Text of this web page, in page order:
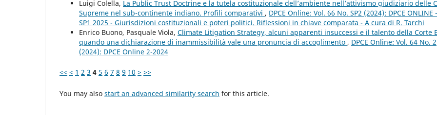
Luigi Colella, La Public Trust Doctrine e la tutela costituzionale dell’ambiente nell’attivismo giudiziario delle
Supreme nel sub-continente indiano. Profili comparativi , DPCE Online: Vol. 66 No. SP2 (2024): DPCE ONLINE -
SP1 2025 - Giurisdizioni costituzionali e poteri politici. Riflessioni in chiave comparata - A cura di R. Tarchi
Enrico Buono, Pasquale Viola, Climate Litigation Strategy, alcuni apparenti insuccessi e il talento della Corte
quando una dichiarazione di inammissibilità vale una pronuncia di accoglimento , DPCE Online: Vol. 64 No. 2
(2024): DPCE Online 2-2024
<< < 1 2 3 4 5 6 7 8 9 10 > >>
You may also start an advanced similarity search for this article.